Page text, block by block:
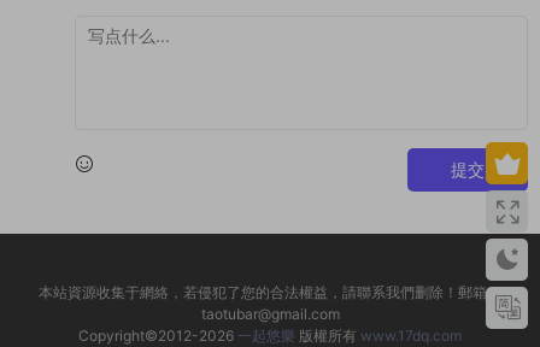
提交
本站資源收集于網絡，若侵犯了您的合法權益，請聯系我們删除！郵箱：
taotubar@gmail.com
Copyright©2012-2026 一起悠樂 版權所有 www.17dq.com